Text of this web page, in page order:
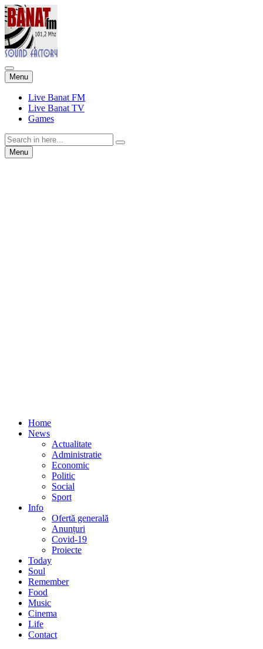
Menu Skip
to
content
Live Banat FM
Live Banat TV
Games
Search
for:Menu Skip
to
Home
News
Actualitate
Administratie
Economic
Politic
Social
Sport
Info
Ofertă generală
Anunțuri
Covid-19
Proiecte
Today
Soul
Remember
Food
Music
Cinema
Life
Contact